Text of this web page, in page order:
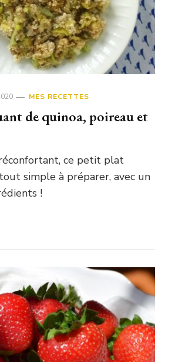
MES RECETTES
de quinoa, poireau et
ce petit plat
simple à préparer, avec un
!